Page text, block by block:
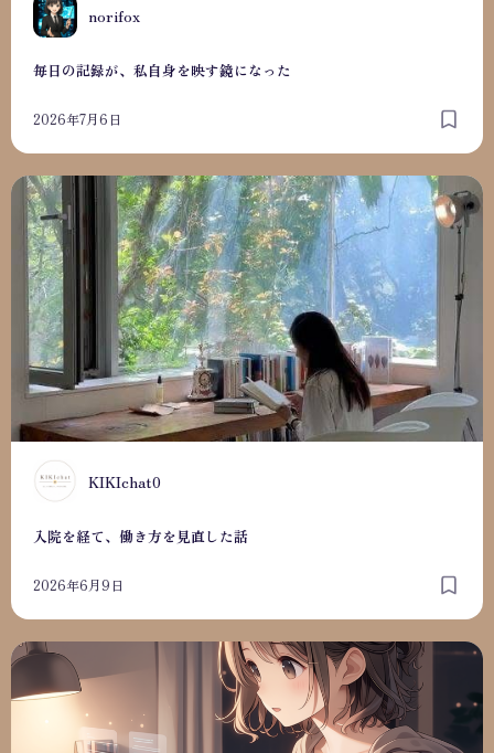
N norifox
毎日の記録が、私自身を映す鏡になった
2026年7月6日
K KIKIchat0
入院を経て、働き方を見直した話
2026年6月9日
入院を経て、働き方を見直した話
「ちゃんとできる人」ほど、全部ひとりで抱えてしまう